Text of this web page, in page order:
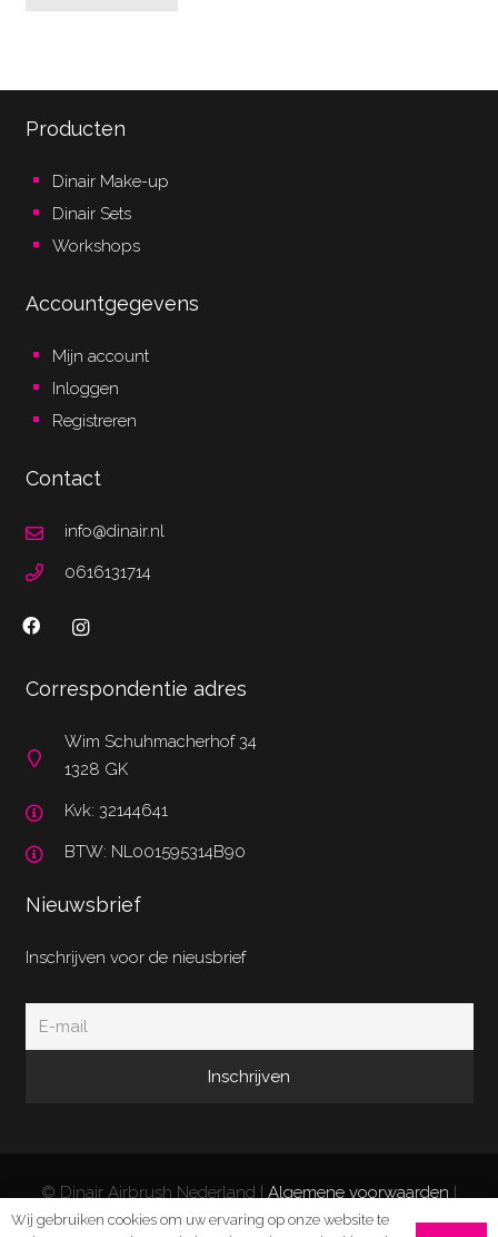
Producten
Dinair Make-up
Dinair Sets
Workshops
Accountgegevens
Mijn account
Inloggen
Registreren
Contact
info@dinair.nl
0616131714
Correspondentie adres
Wim Schuhmacherhof 34
1328 GK
Kvk: 32144641
BTW: NL001595314B90
Nieuwsbrief
Inschrijven voor de nieusbrief
© Dinair Airbrush Nederland | Algemene voorwaarden |
Privacy Policy|Retourneren/klachten| Website door
Wij gebruiken cookies om uw ervaring op onze website te